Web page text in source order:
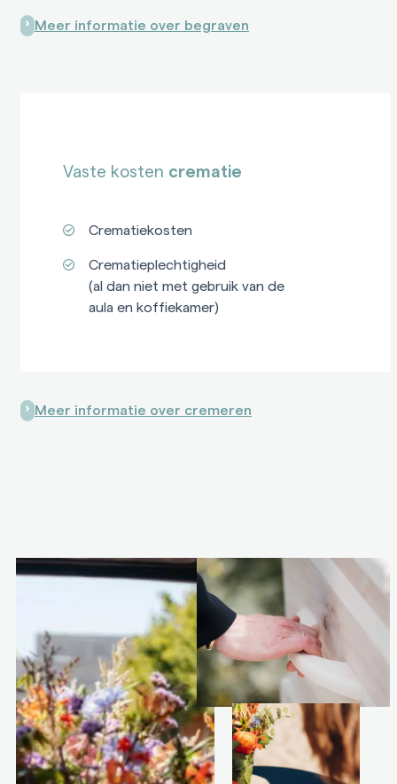
Meer informatie over begraven
Vaste kosten crematie
Crematiekosten
Crematieplechtigheid
(al dan niet met gebruik van de
aula en koffiekamer)
Meer informatie over cremeren